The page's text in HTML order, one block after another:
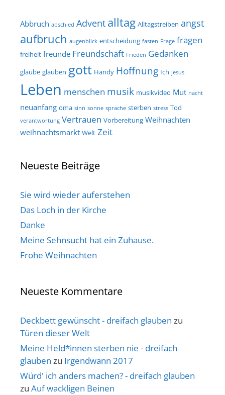
Abbruch abschied Advent alltag Alltagstreiben angst
aufbruch augenblick entscheidung fasten Frage fragen
freiheit freunde Freundschaft Frieden Gedanken
glaube glauben gott Handy Hoffnung Ich jesus
Leben menschen musik musikvideo Mut nacht
neuanfang oma sinn sonne sprache sterben stress Tod
verantwortung Vertrauen Vorbereitung Weihnachten
weihnachtsmarkt Welt Zeit
Neueste Beiträge
Sie wird wieder auferstehen
Das Loch in der Kirche
Danke
Meine Sehnsucht hat ein Zuhause.
Frohe Weihnachten
Neueste Kommentare
Deckbett gewünscht - dreifach glauben zu
Türen dieser Welt
Meine Held*innen sterben nie - dreifach
glauben zu Irgendwann 2017
Würd' ich anders machen? - dreifach glauben
zu Auf wackligen Beinen